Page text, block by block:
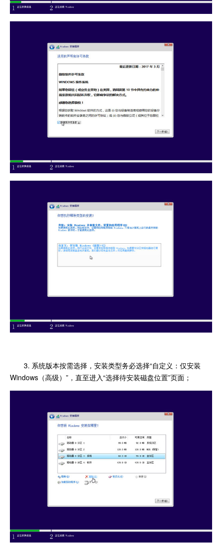
3. 系统版本按需选择，安装类型务必选择“自定义：仅安装
Windows（高级）”，直至进入“选择待安装磁盘位置”页面；